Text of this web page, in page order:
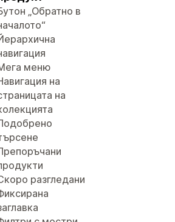
„Обратно в
меню
на
на
разгледани